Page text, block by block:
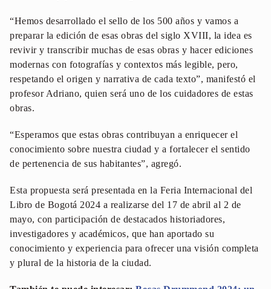
“Hemos desarrollado el sello de los 500 años y vamos a
preparar la edición de esas obras del siglo XVIII, la idea es
revivir y transcribir muchas de esas obras y hacer ediciones
modernas con fotografías y contextos más legible, pero,
respetando el origen y narrativa de cada texto”, manifestó el
profesor Adriano, quien será uno de los cuidadores de estas
obras.
“Esperamos que estas obras contribuyan a enriquecer el
conocimiento sobre nuestra ciudad y a fortalecer el sentido
de pertenencia de sus habitantes”, agregó.
Esta propuesta será presentada en la Feria Internacional del
Libro de Bogotá 2024 a realizarse del 17 de abril al 2 de
mayo, con participación de destacados historiadores,
investigadores y académicos, que han aportado su
conocimiento y experiencia para ofrecer una visión completa
y plural de la historia de la ciudad.